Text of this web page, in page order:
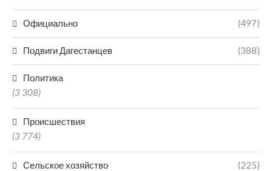
Официально (497)
Подвиги Дагестанцев (388)
Политика
(3 308)
Происшествия
(3 774)
Сельское хозяйство (225)